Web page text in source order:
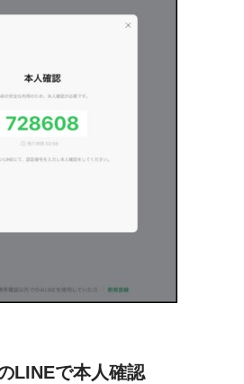
LINEで本人確認